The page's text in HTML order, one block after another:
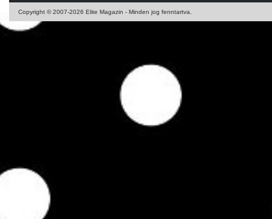
Copyright © 2007-2026 Elite Magazin - Minden jog fenntartva.